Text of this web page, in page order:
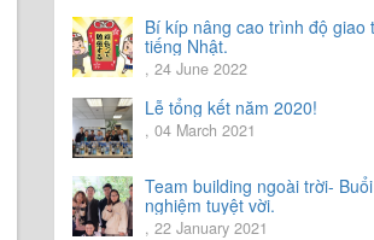
Bí kíp nâng cao trình độ giao
tiếng Nhật.
, 24 June 2022
Lễ tổng kết năm 2020!
, 04 March 2021
Team building ngoài trời-
nghiệm tuyệt vời.
, 22 January 2021